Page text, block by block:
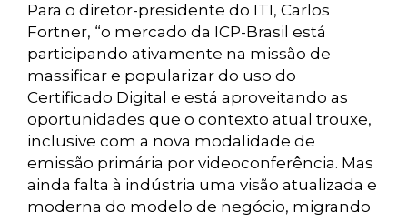
Para o diretor-presidente do ITI, Carlos
Fortner, “o mercado da ICP-Brasil está
participando ativamente na missão de
massificar e popularizar do uso do
Certificado Digital e está aproveitando as
oportunidades que o contexto atual trouxe,
inclusive com a nova modalidade de
emissão primária por videoconferência. Mas
ainda falta à indústria uma visão atualizada e
moderna do modelo de negócio, migrando